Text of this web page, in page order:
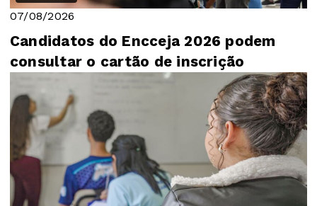
07/08/2026
Candidatos do Encceja 2026 podem
consultar o cartão de inscrição